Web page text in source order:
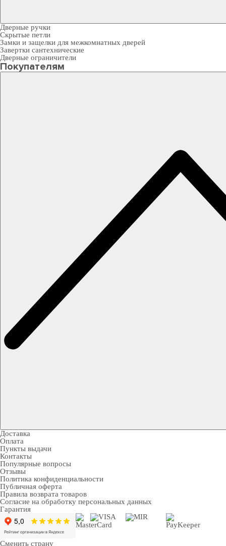
Дверные ручки
Скрытые петли
Замки и защелки для межкомнатных дверей
Завертки сантехнические
Дверные ограничители
Покупателям
Доставка
Оплата
Пункты выдачи
Контакты
Популярные вопросы
Отзывы
Политика конфиденциальности
Публичная оферта
Правила возврата товаров
Согласие на обработку персональных данных
Гарантия
Сменить страну